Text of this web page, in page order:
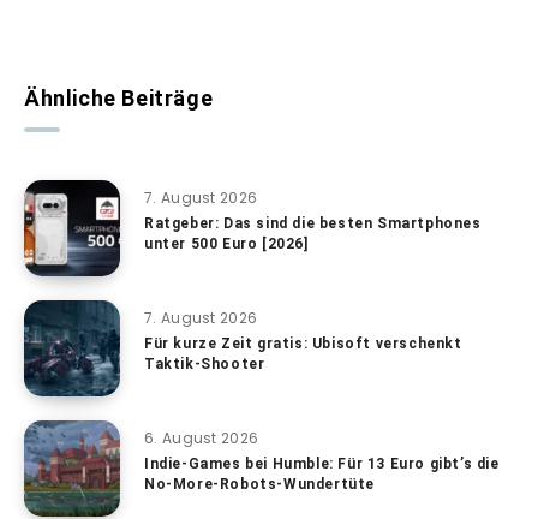
Ähnliche Beiträge
7. August 2026
Ratgeber: Das sind die besten Smartphones
unter 500 Euro [2026]
7. August 2026
Für kurze Zeit gratis: Ubisoft verschenkt
Taktik-Shooter
6. August 2026
Indie-Games bei Humble: Für 13 Euro gibt’s die
No-More-Robots-Wundertüte